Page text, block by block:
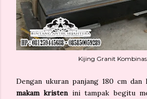
Kijing Granit
Dengan ukuran panjang 180 cm dan
makam kristenini tampak begitu